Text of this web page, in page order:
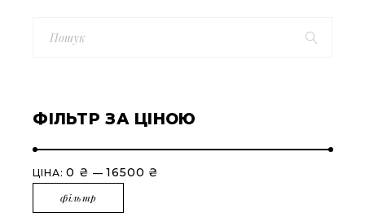
for:
ФІЛЬТР ЗА ЦІНОЮ
фільтр
ЦІНА:0 ₴ —16500 ₴